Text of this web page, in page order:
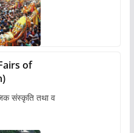
of
संस्कृति तथा व